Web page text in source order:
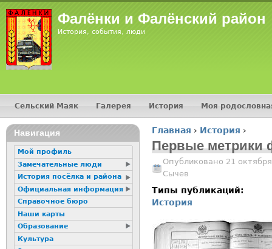
Фалёнки и Фалёнский район
История, события, люди
Вы здесь
Главная › История ›
Первые метрики
Опубликовано 21
Сычев
Типы публикаций:
История
Главное меню
Сельский Маяк Галерея История Моя
16+
Навигация
Мой профиль
Замечательные люди
История посёлка и района
Официальная информация
Справочное бюро
Наши карты
Образование
Культура